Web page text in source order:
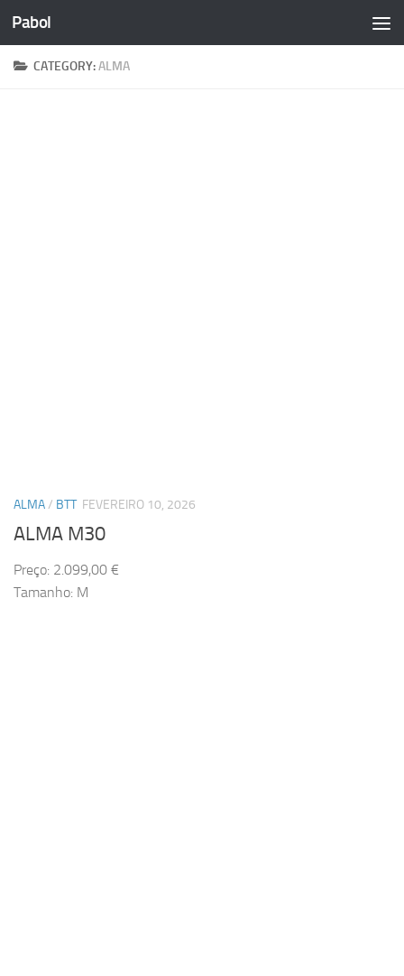
Skip to content
Pabol
CATEGORY:ALMA
ALMA/ BTT FEVEREIRO 10, 2026
ALMA M30
Preço: 2.099,00 €
Tamanho: M